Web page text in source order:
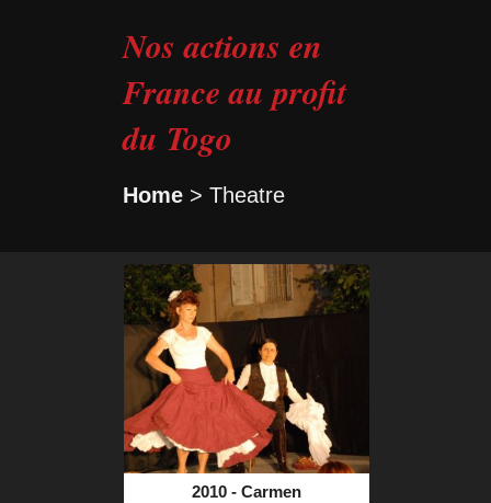
Nos actions en
France au profit
du Togo
Home > Theatre
2010 - Carmen